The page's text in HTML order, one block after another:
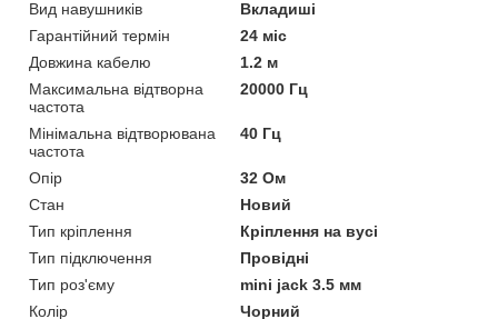
Вид навушників
Вкладиші
Гарантійний термін
24 міс
Довжина кабелю
1.2 м
Максимальна відтворна
частота
20000 Гц
Мінімальна відтворювана
частота
40 Гц
Опір
32 Ом
Стан
Новий
Тип кріплення
Кріплення на вусі
Тип підключення
Провідні
Тип роз'єму
mini jack 3.5 мм
Колір
Чорний